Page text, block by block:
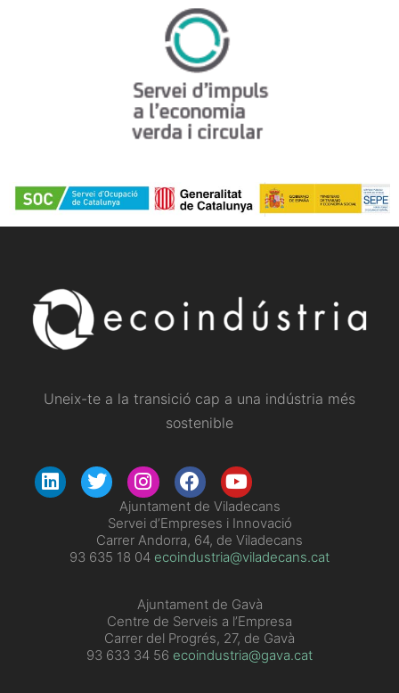
Uneix-te a la transició cap a una indústria més
sostenible
​Ajuntament de Viladecans
Servei d’Empreses i Innovació
Carrer Andorra, 64, de Viladecans
93 635 18 04 ecoindustria@viladecans.cat
Ajuntament de Gavà
Centre de Serveis a l’Empresa
Carrer del Progrés, 27, de Gavà
93 633 34 56 ecoindustria@gava.cat